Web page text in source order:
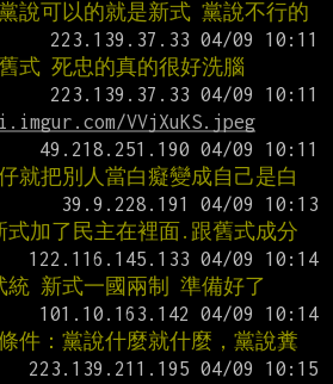
說可以的就是新式 黨說不行的
式 死忠的真的很好洗腦
VVjXuKS.jpeg
就把別人當白癡變成自己是白
加了民主在裡面.跟舊式成分
新式一國兩制 準備好了
件：黨說什麼就什麼，黨說糞